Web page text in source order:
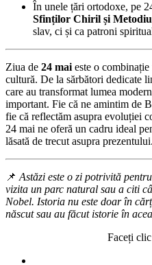
În unele țări ortodoxe, pe
Sfinților Chiril și Metodiu
slav, ci și ca patroni
Ziua de 24 maieste o combinație
cultură. De la sărbători dedicate
care au transformat lumea
important. Fie că ne amintim de
fie că reflectăm asupra evoluției
24 mai ne oferă un cadru ideal
lăsată de trecut asupra prezentului.
📌Astăzi este o zi potrivită
vizita un parc natural sau a citi
Nobel. Istoria nu este doar în
născut sau au făcut istorie în
Faceți